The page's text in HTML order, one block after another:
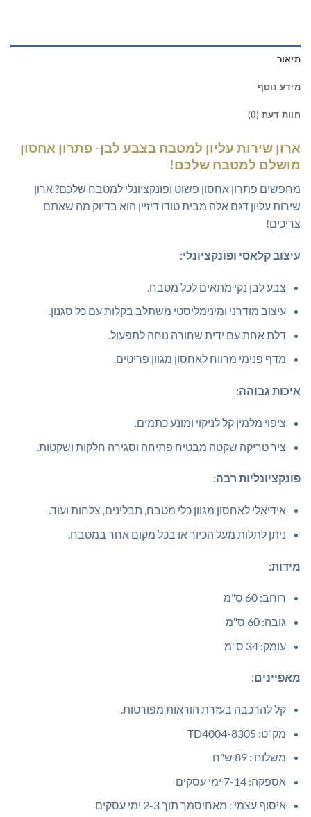
תיאור
מידע נוסף
חוות דעת (0)
ארון שירות עליון למטבח בצבע לבן- פתרון אחסון
מושלם למטבח שלכם!
מחפשים פתרון אחסון פשוט ופונקציונלי למטבח שלכם? ארון
שירות עליון דגם אלה מבית טודו דיזיין הוא בדיוק מה שאתם
צריכים!
עיצוב קלאסי ופונקציונלי:
צבע לבן נקי מתאים לכל מטבח.
עיצוב מודרני ומינימליסטי משתלב בקלות עם כל סגנון.
דלת אחת עם ידית שחורה נוחה לתפעול.
מדף פנימי מרווח לאחסון מגוון פריטים.
איכות גבוהה:
ציפוי מלמין קל לניקוי ומונע כתמים.
ציר טריקה שקטה מבטיח פתיחה וסגירה חלקות ושקטות.
פונקציונליות רבה:
אידיאלי לאחסון מגוון כלי מטבח, תבלינים, צלחות ועוד.
ניתן לתלות מעל הכיור או בכל מקום אחר במטבח.
מידות:
רוחב: 60 ס"מ
גובה: 60 ס"מ
עומק: 34 ס"מ
מאפיינים:
קל להרכבה בעזרת הוראות מפורטות.
מק"ט: TD4004-8305
משלוח : 89 ש"ח
אספקה: 7-14 ימי עסקים
איסוף עצמי : מאחיסמך תוך 2-3 ימי עסקים